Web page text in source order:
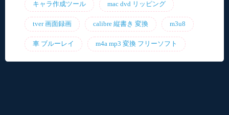
キャラ作成ツール mac dvd リッピング
tver 画面録画 calibre 縦書き 変換 m3u8
車 ブルーレイ m4a mp3 変換 フリーソフト